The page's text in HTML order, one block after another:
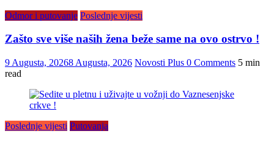
Odmor i putovanje Poslednje vijesti
Zašto sve više naših žena beže same na ovo ostrvo !
9 Augusta, 20268 Augusta, 2026 Novosti Plus 0 Comments 5 min
read
Poslednje vijesti Putovanja